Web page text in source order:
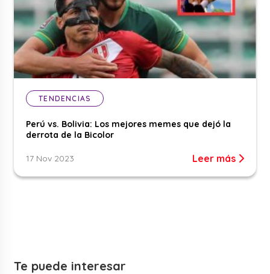
TENDENCIAS
Perú vs. Bolivia: Los mejores memes que dejó la
derrota de la Bicolor
17 Nov 2023 Leer más
Te puede interesar